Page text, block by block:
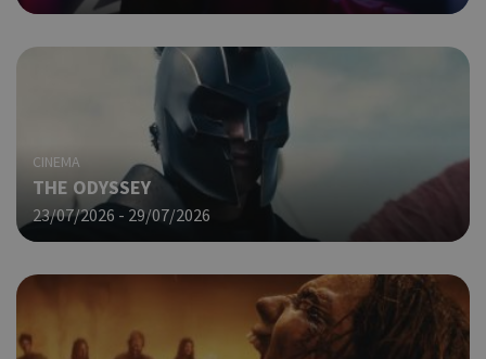
CINEMA
THE ODYSSEY
23/07/2026 - 29/07/2026